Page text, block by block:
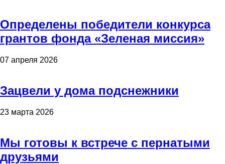
Определены победители конкурса
грантов фонда «Зеленая миссия»
07 апреля 2026
Зацвели у дома подснежники
23 марта 2026
Мы готовы к встрече с пернатыми
друзьями